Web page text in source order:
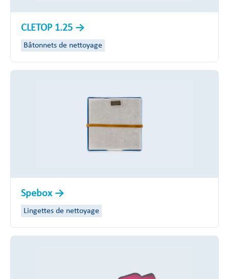
CLETOP 1.25
Bâtonnets de nettoyage
Spebox
Lingettes de nettoyage